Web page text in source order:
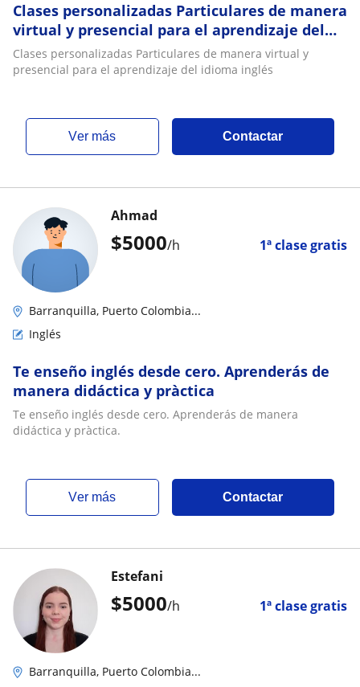
Clases personalizadas Particulares de manera
virtual y presencial para el aprendizaje del
idioma inglés
Clases personalizadas Particulares de manera virtual y
presencial para el aprendizaje del idioma inglés
ver más Contactar
$5000/h 1ª clase gratis
Ahmad
Barranquilla, Puerto Colombia...
Inglés
Te enseño inglés desde cero. Aprenderás de
manera didáctica y pràctica
Te enseño inglés desde cero. Aprenderás de manera
didáctica y pràctica.
ver más Contactar
$5000/h 1ª clase gratis
Estefani
Barranquilla, Puerto Colombia...